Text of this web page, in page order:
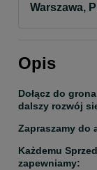
Warszawa,
Opis
Dołącz do
dalszy rozwój
Zapraszamy do
Każdemu
zapewniamy: